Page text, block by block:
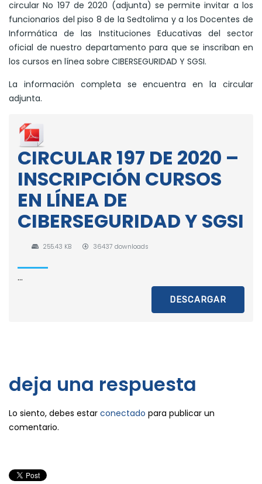
circular No 197 de 2020 (adjunta) se permite invitar a los
funcionarios del piso 8 de la Sedtolima y a los Docentes de
Informática de las Instituciones Educativas del sector
oficial de nuestro departamento para que se inscriban en
los cursos en línea sobre CIBERSEGURIDAD Y SGSI.
La información completa se encuentra en la circular
adjunta.
CIRCULAR 197 DE 2020 –
INSCRIPCIÓN CURSOS
EN LÍNEA DE
CIBERSEGURIDAD Y SGSI
255.43 KB 36437 downloads
...
DESCARGAR
deja una respuesta
Lo siento, debes estar conectado para publicar un
comentario.